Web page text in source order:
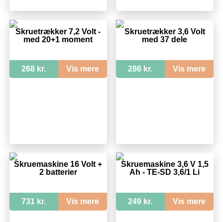
Skruetrækker 7,2 Volt -
med 20+1 moment
268 kr. Vis mere
Skruetrækker 3,6 Volt
med 37 dele
286 kr. Vis mere
Skruemaskine 16 Volt +
2 batterier
731 kr. Vis mere
Skruemaskine 3,6 V 1,5
Ah - TE-SD 3,6/1 Li
249 kr. Vis mere